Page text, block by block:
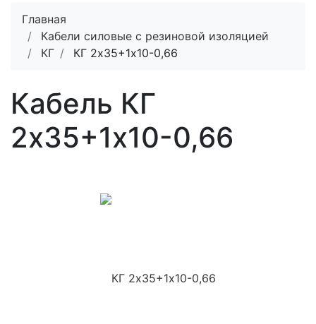
Главная
Кабели силовые с резиновой изоляцией
КГ
КГ 2х35+1х10-0,66
Кабель КГ
2х35+1х10-0,66